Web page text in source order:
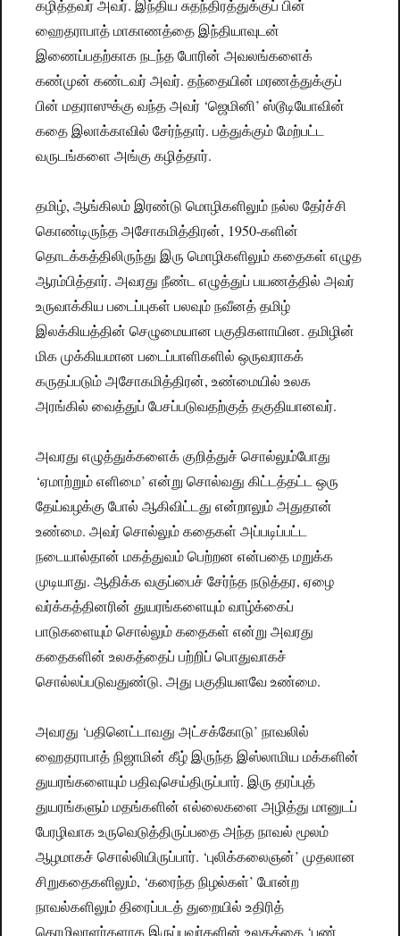
கழித்தவர் அவர். இந்திய சுதந்திரத்துக்குப் பின்
ஹைதராபாத் மாகாணத்தை இந்தியாவுடன்
இணைப்பதற்காக நடந்த போரின் அவலங்களைக்
கண்முன் கண்டவர் அவர். தந்தையின் மரணத்துக்குப்
பின் மதராஸுக்கு வந்த அவர் ‘ஜெமினி’ ஸ்டூடியோவின்
கதை இலாக்காவில் சேர்ந்தார். பத்துக்கும் மேற்பட்ட
வருடங்களை அங்கு கழித்தார்.
தமிழ், ஆங்கிலம் இரண்டு மொழிகளிலும் நல்ல தேர்ச்சி
கொண்டிருந்த அசோகமித்திரன், 1950-களின்
தொடக்கத்திலிருந்து இரு மொழிகளிலும் கதைகள் எழுத
ஆரம்பித்தார். அவரது நீண்ட எழுத்துப் பயணத்தில் அவர்
உருவாக்கிய படைப்புகள் பலவும் நவீனத் தமிழ்
இலக்கியத்தின் செழுமையான பகுதிகளாயின. தமிழின்
மிக முக்கியமான படைப்பாளிகளில் ஒருவராகக்
கருதப்படும் அசோகமித்திரன், உண்மையில் உலக
அரங்கில் வைத்துப் பேசப்படுவதற்குத் தகுதியானவர்.
அவரது எழுத்துக்களைக் குறித்துச் சொல்லும்போது
‘ஏமாற்றும் எளிமை’ என்று சொல்வது கிட்டத்தட்ட ஒரு
தேய்வழக்கு போல் ஆகிவிட்டது என்றாலும் அதுதான்
உண்மை. அவர் சொல்லும் கதைகள் அப்படிப்பட்ட
நடையால்தான் மகத்துவம் பெற்றன என்பதை மறுக்க
முடியாது. ஆதிக்க வகுப்பைச் சேர்ந்த நடுத்தர, ஏழை
வர்க்கத்தினரின் துயரங்களையும் வாழ்க்கைப்
பாடுகளையும் சொல்லும் கதைகள் என்று அவரது
கதைகளின் உலகத்தைப் பற்றிப் பொதுவாகச்
சொல்லப்படுவதுண்டு. அது பகுதியளவே உண்மை.
அவரது ‘பதினெட்டாவது அட்சக்கோடு’ நாவலில்
ஹைதராபாத் நிஜாமின் கீழ் இருந்த இஸ்லாமிய மக்களின்
துயரங்களையும் பதிவுசெய்திருப்பார். இரு தரப்புத்
துயரங்களும் மதங்களின் எல்லைகளை அழித்து மானுடப்
பேரழிவாக உருவெடுத்திருப்பதை அந்த நாவல் மூலம்
ஆழமாகச் சொல்லியிருப்பார். ‘புலிக்கலைஞன்’ முதலான
சிறுகதைகளிலும், ‘கரைந்த நிழல்கள்’ போன்ற
நாவல்களிலும் திரைப்படத் துறையில் உதிரித்
தொழிலாளர்களாக இருப்பவர்களின் உலகத்தை ‘புண்